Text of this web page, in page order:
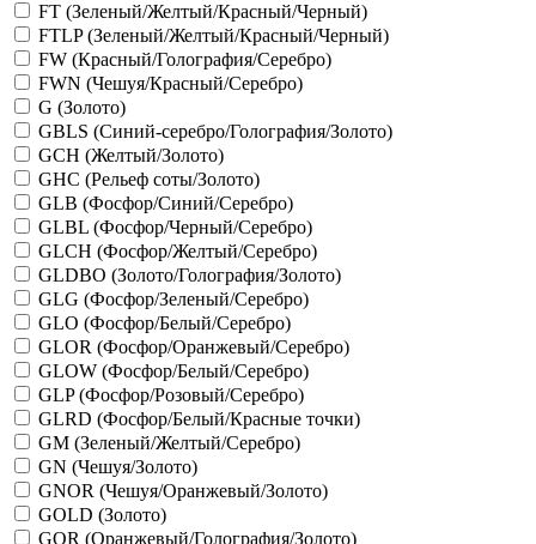
FT (Зеленый/Желтый/Красный/Черный)
FTLP (Зеленый/Желтый/Красный/Черный)
FW (Красный/Голография/Серебро)
FWN (Чешуя/Красный/Серебро)
G (Золото)
GBLS (Синий-серебро/Голография/Золото)
GCH (Желтый/Золото)
GHC (Рельеф соты/Золото)
GLB (Фосфор/Синий/Серебро)
GLBL (Фосфор/Черный/Серебро)
GLCH (Фосфор/Желтый/Серебро)
GLDBO (Золото/Голография/Золото)
GLG (Фосфор/Зеленый/Серебро)
GLO (Фосфор/Белый/Серебро)
GLOR (Фосфор/Оранжевый/Серебро)
GLOW (Фосфор/Белый/Серебро)
GLP (Фосфор/Розовый/Серебро)
GLRD (Фосфор/Белый/Красные точки)
GM (Зеленый/Желтый/Серебро)
GN (Чешуя/Золото)
GNOR (Чешуя/Оранжевый/Золото)
GOLD (Золото)
GOR (Оранжевый/Голография/Золото)